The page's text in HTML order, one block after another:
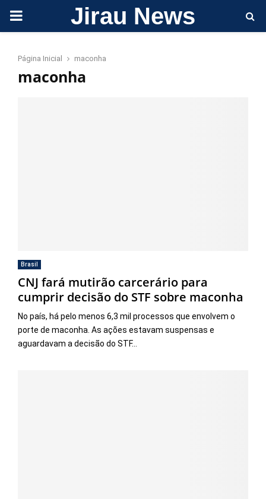
PRIMARY Jirau News
Página Inicial maconha
maconha
Brasil
CNJ fará mutirão carcerário para
cumprir decisão do STF sobre maconha
No país, há pelo menos 6,3 mil processos que envolvem o
porte de maconha. As ações estavam suspensas e
aguardavam a decisão do STF...